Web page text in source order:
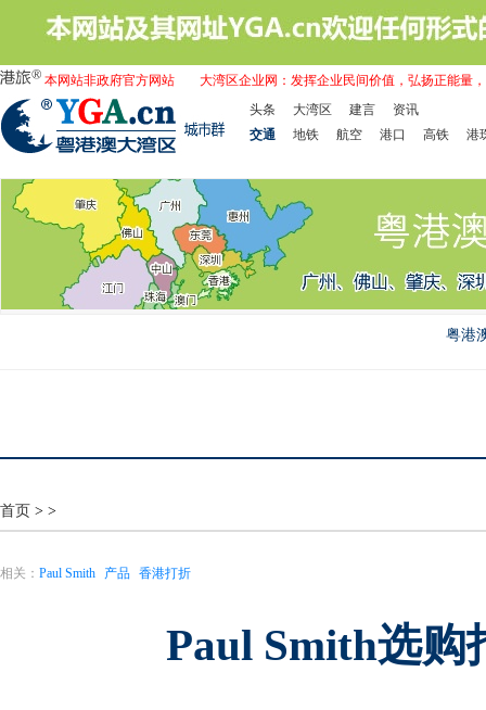
本网站非政府官方网站
大湾区企业网：发挥企业民间价值，弘扬正能量
头条
大湾区 建言
资讯
交通
地铁 航空 港口 高铁 港
粤港
首页 > >
相关： Paul Smith 产品 香港打折
Paul Smith选购